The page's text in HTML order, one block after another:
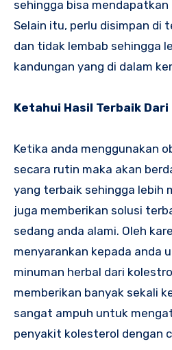
sehingga bisa
Selain itu, perlu disimpan di
dan tidak lembab sehingga
kandungan yang di dalam
Ketahui Hasil Terbaik Dari
Ketika anda menggunakan
secara rutin maka akan
yang terbaik sehingga lebih
juga memberikan solusi
sedang anda alami. Oleh
menyarankan kepada anda
minuman herbal dari
memberikan banyak sekali
sangat ampuh untuk
penyakit kolesterol dengan